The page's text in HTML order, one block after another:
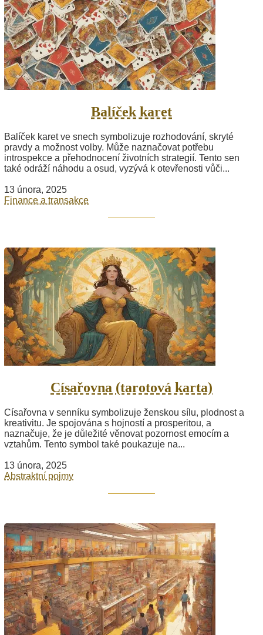
Balíček karet
Balíček karet ve snech symbolizuje rozhodování, skryté
pravdy a možnost volby. Může naznačovat potřebu
introspekce a přehodnocení životních strategií. Tento sen
také odráží náhodu a osud, vyzývá k otevřenosti vůči...
13 února, 2025
Finance a transakce
Císařovna (tarotová karta)
Císařovna v senníku symbolizuje ženskou sílu, plodnost a
kreativitu. Je spojována s hojností a prosperitou, a
naznačuje, že je důležité věnovat pozornost emocím a
vztahům. Tento symbol také poukazuje na...
13 února, 2025
Abstraktní pojmy